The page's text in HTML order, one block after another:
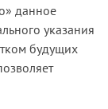
данное
указания
будущих